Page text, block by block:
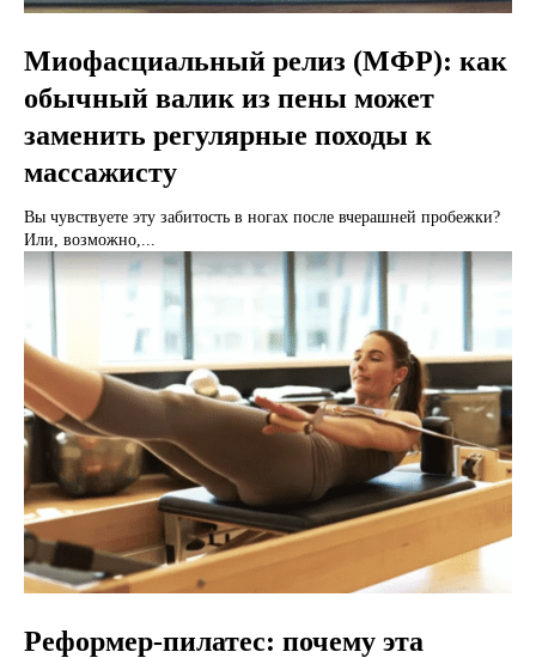
Миофасциальный релиз (МФР): как
обычный валик из пены может
заменить регулярные походы к
массажисту
Вы чувствуете эту забитость в ногах после вчерашней пробежки?
Или, возможно,...
Реформер-пилатес: почему эта